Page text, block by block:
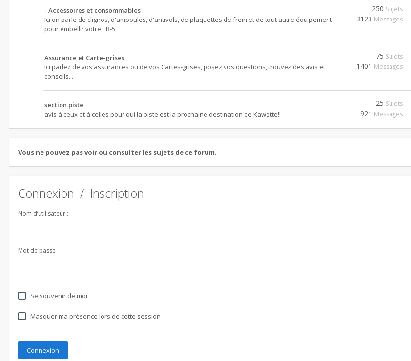
- Accessoires et consommables
Ici on parle de clignos, d'ampoules, d'antivols, de plaquettes de frein et de tout autre équipement
pour embellir votre ER-5
250 Sujets
3123 Messages
Assurance et Carte-grises
Ici parlez de vos assurances ou de vos Cartes-grises, posez vos questions, trouvez des avis et
conseils...
75 Sujets
1401 Messages
section piste
avis à ceux et à celles pour qui la piste est la prochaine destination de Kawette!!
25 Sujets
921 Messages
Vous ne pouvez pas voir ou consulter les sujets de ce forum.
Connexion / Inscription
Nom d’utilisateur :
Mot de passe :
Se souvenir de moi
Masquer ma présence lors de cette session